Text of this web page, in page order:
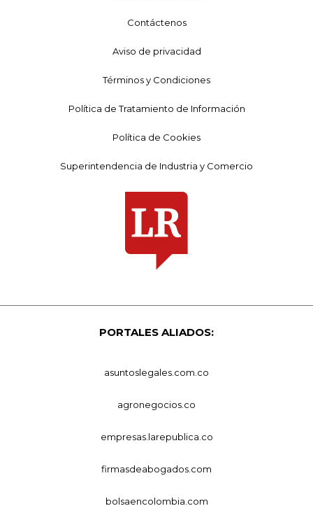
Contáctenos
Aviso de privacidad
Términos y Condiciones
Política de Tratamiento de Información
Política de Cookies
Superintendencia de Industria y Comercio
PORTALES ALIADOS:
asuntoslegales.com.co
agronegocios.co
empresas.larepublica.co
firmasdeabogados.com
bolsaencolombia.com